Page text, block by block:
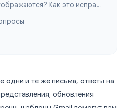
Шаблоны Gmail не отображаются? Как это исправить
одни и те же письма, ответы на
обновления